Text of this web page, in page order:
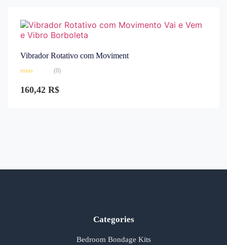
Vibrador Rotativo com Moviment
0
de
(0)
160,42 R$
Categories
Bedroom Bondage Kits